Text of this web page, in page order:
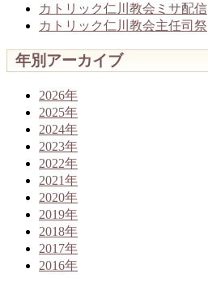
カトリック仁川教会ミサ配信
カトリック仁川教会主任司祭
年別アーカイブ
2026年
2025年
2024年
2023年
2022年
2021年
2020年
2019年
2018年
2017年
2016年